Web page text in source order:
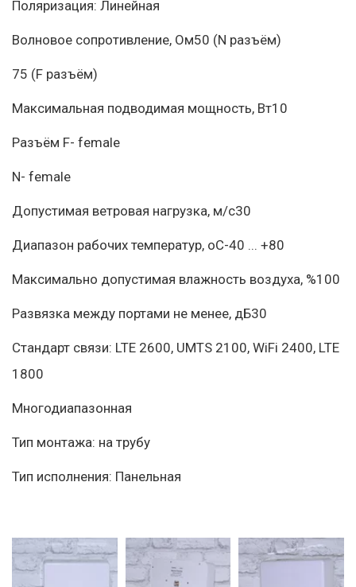
Поляризация: Линейная
Волновое сопротивление, Ом50 (N разъём)
75 (F разъём)
Максимальная подводимая мощность, Вт10
Разъём F- female
N- female
Допустимая ветровая нагрузка, м/с30
Диапазон рабочих температур, оС-40 ... +80
Максимально допустимая влажность воздуха, %100
Развязка между портами не менее, дБ30
Стандарт связи: LTE 2600, UMTS 2100, WiFi 2400, LTE
1800
Многодиапазонная
Тип монтажа: на трубу
Тип исполнения: Панельная